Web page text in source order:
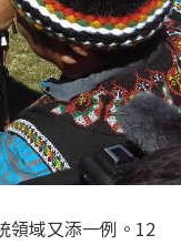
領域又添一例。12